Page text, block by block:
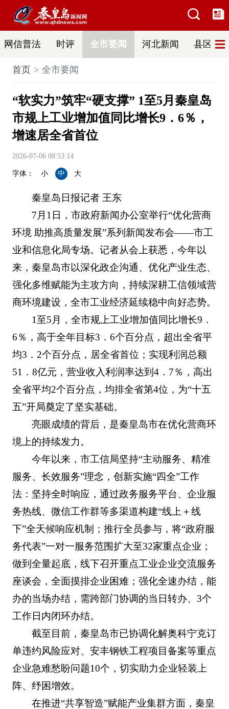
网信普法 时评 全市要闻 河北新闻 县区热
首页 全市要闻
“软实力”筑牢“硬支撑” 1至5月秦皇岛
市规上工业增加值同比增长9．6％，
增速居全省首位
2026-07-06 08:53:14
字体： 小 中 大
秦皇岛日报记者 王东
7月1日，市政府新闻办公室举行“优化营商
环境 助推高质量发展”系列新闻发布会——市工
业和信息化局专场。记者从会上获悉，今年以
来，秦皇岛市以深化政企沟通、优化产业生态、
强化多维赋能为主攻方向，持续深耕工信领域营
商环境建设，全市工业经济延续稳中向好态势。
1至5月，全市规上工业增加值同比增长9．
6％，高于全年目标3．6个百分点，超出全省平
均3．2个百分点，居全省首位；实现利润总额
51．8亿元，营业收入利润率达到4．7％，高出
全省平均2个百分点，均排全省第4位，为“十五
五”开局奠定了坚实基础。
亮眼成绩的背后，是秦皇岛市在优化营商环
境上的持续发力。
今年以来，市工信局坚持“主动服务、精准
服务、长效服务”理念，创新实施“四全”工作
法：坚持全时响应，通过政务服务平台、企业服
务热线、微信工作群等多渠道构建“线上＋线
下”全天候响应机制；推行全员参与，将“政府服
务代表”一对一服务范围扩大至32家重点企业；
做到全量起底，线下召开重点工业企业交流服务
座谈会，全面摸排企业困难；强化全速办结，能
办的当场办结，需跨部门协调的当日转办、3个
工作日内闭环办结。
截至目前，秦皇岛市已协调化解奥科宁克订
单违约风险应对、安丰钢铁工程项目备案等重点
企业急难愁盼问题10个，切实助力企业轻装上
阵、纾困增效。
在推进“共享智造”赋能产业集群方面，秦皇